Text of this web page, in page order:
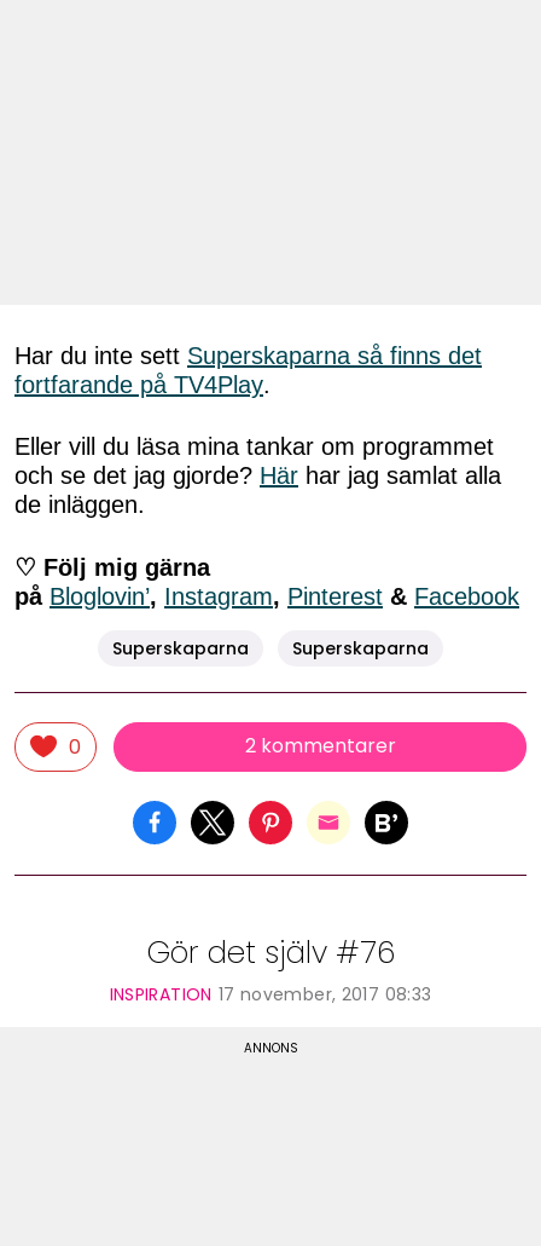
Har du inte sett Superskaparna så finns det
fortfarande på TV4Play.
Eller vill du läsa mina tankar om programmet
och se det jag gjorde? Här har jag samlat alla
de inläggen.
♡ Följ mig gärna
på Bloglovin’, Instagram, Pinterest & Facebook
Superskaparna Superskaparna
0 2 kommentarer
Gör det själv #76
INSPIRATION 17 november, 2017 08:33